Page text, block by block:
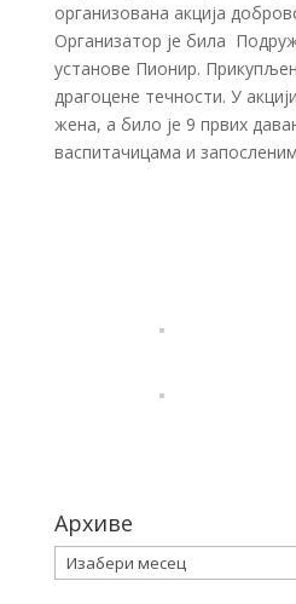
организована акција
Организатор је била
установе Пионир.
драгоцене течности. У
жена, а било је 9 првих
васпитачицама и
Архиве
Архиве